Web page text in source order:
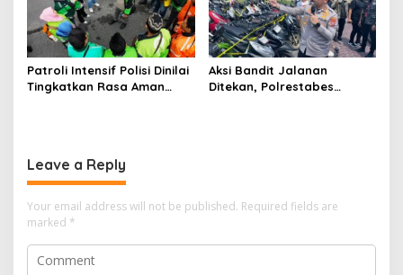
Patroli Intensif Polisi Dinilai
Tingkatkan Rasa Aman
Aksi Bandit Jalanan
Ditekan, Polrestabes
Leave a Reply
Your email address will not be published. Required fields are
marked *